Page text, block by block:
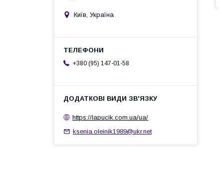
Київ, Україна
+380 (95) 147-01-58
https://lapucik.com.ua/ua/
ksenia.oleinik1989@ukr.net